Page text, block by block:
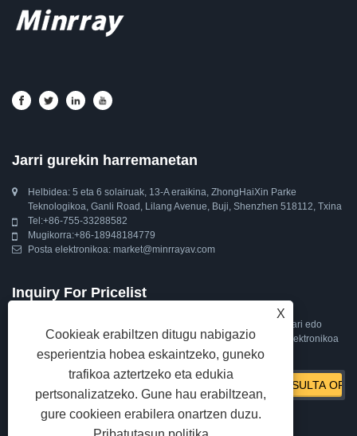
X
Cookieak erabiltzen ditugu nabigazio
esperientzia hobea eskaintzeko, guneko
trafikoa aztertzeko eta edukia
pertsonalizatzeko. Gune hau erabiltzean,
gure cookieen erabilera onartzen duzu.
Jarri gurekin harremanetan
Helbidea: 5 eta 6 solairuak, 13-A eraikina, ZhongHaiXin Parke
Teknologikoa, Ganli Road, Lilang Avenue, Buji, Shenzhen 518112, Txina
Tel:+86-755-33288582
Mugikorra:+86-18948184779
Posta elektronikoa: market@minrrayav.com
Inquiry For Pricelist
Gure PTZ kamerari, jarraipen automatikoko kamerari, web kamerari edo
prezioen zerrendari buruzko kontsultak egiteko, utzi zure posta elektronikoa
eta 24 orduko epean jarriko gara harremanetan.